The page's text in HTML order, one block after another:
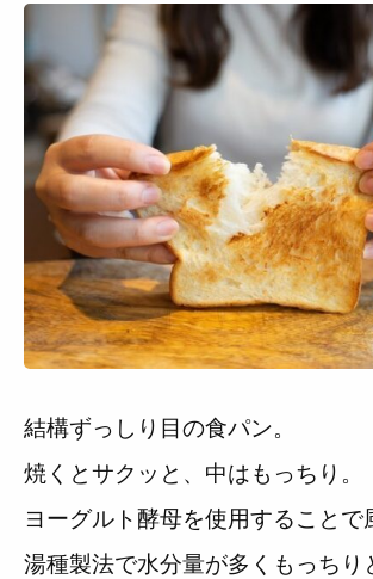
結構ずっしり目の食パン。
焼くとサクッと、中はもっちり。
ヨーグルト酵母を使用することで
湯種製法で水分量が多くもっちり